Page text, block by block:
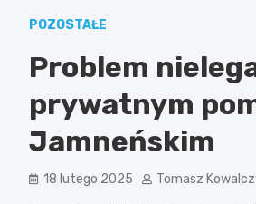
POZOSTAŁE
Problem
prywatnym
Jamneńskim
18 lutego 2025 Tomasz